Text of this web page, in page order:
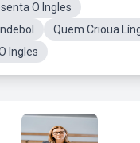
O Ingles
Quem Crioua
Ingles